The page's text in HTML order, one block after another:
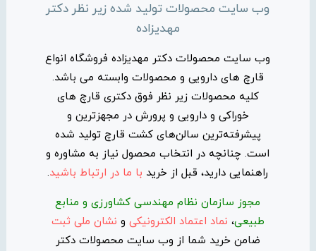
وب سایت محصولات تولید شده زیر نظر دکتر
مهدیزاده
وب سایت محصولات دکتر مهدیزاده فروشگاه انواع
قارچ های دارویی و محصولات وابسته می باشد.
کلیه محصولات زیر نظر فوق دکتری قارچ های
خوراکی و دارویی و پرورش در مجهزترین و
پیشرفته‌ترین سالن‌های کشت قارچ تولید شده
است. چنانچه در انتخاب محصول نیاز به مشاوره و
راهنمایی دارید، قبل از خرید با ما در ارتباط باشید.
مجوز سازمان نظام مهندسی کشاورزی و منابع
طبیعی، نماد اعتماد الکترونیکی و نشان ملی ثبت
ضامن خرید شما از وب سایت محصولات دکتر